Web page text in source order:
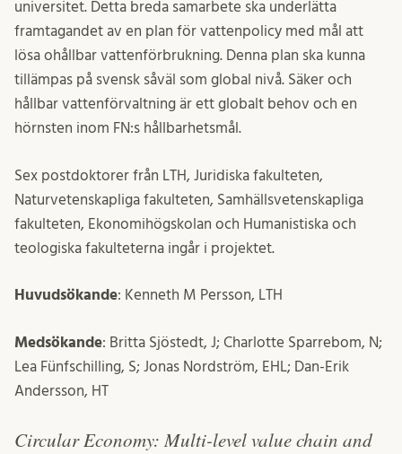
universitet. Detta breda samarbete ska underlätta
framtagandet av en plan för vattenpolicy med mål att
lösa ohållbar vattenförbrukning. Denna plan ska kunna
tillämpas på svensk såväl som global nivå. Säker och
hållbar vattenförvaltning är ett globalt behov och en
hörnsten inom FN:s hållbarhetsmål.
Sex postdoktorer från LTH, Juridiska fakulteten,
Naturvetenskapliga fakulteten, Samhällsvetenskapliga
fakulteten, Ekonomihögskolan och Humanistiska och
teologiska fakulteterna ingår i projektet.
Huvudsökande: Kenneth M Persson, LTH
Medsökande: Britta Sjöstedt, J; Charlotte Sparrebom, N;
Lea Fünfschilling, S; Jonas Nordström, EHL; Dan-Erik
Andersson, HT
Circular Economy: Multi-level value chain and